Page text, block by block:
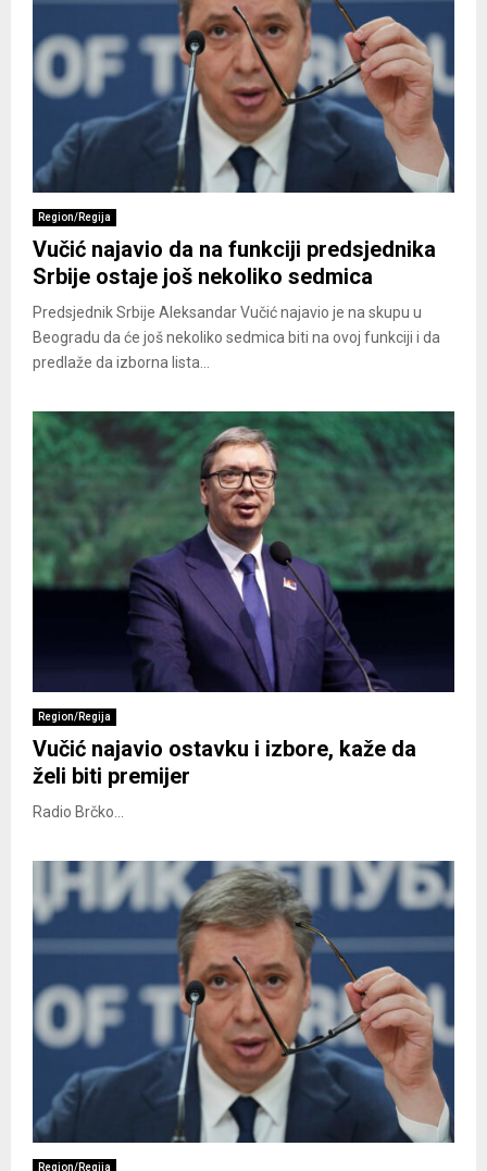
Region/Regija
Vučić najavio da na funkciji predsjednika
Srbije ostaje još nekoliko sedmica
Predsjednik Srbije Aleksandar Vučić najavio je na skupu u
Beogradu da će još nekoliko sedmica biti na ovoj funkciji i da
predlaže da izborna lista...
Region/Regija
Vučić najavio ostavku i izbore, kaže da
želi biti premijer
Radio Brčko...
Region/Regija